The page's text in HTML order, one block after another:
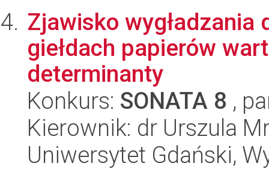
Zjawisko wygładzania
giełdach papierów
determinanty
Konkurs: SONATA 8 ,
Kierownik: dr Urszula
Uniwersytet Gdański,